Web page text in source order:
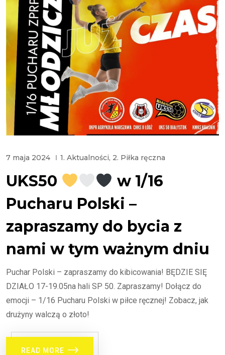
7 maja 2024 1. Aktualności, 2. Piłka ręczna
UKS50
w 1/16
Pucharu Polski –
zapraszamy do bycia z
nami w tym ważnym dniu
Puchar Polski – zapraszamy do kibicowania! BĘDZIE SIĘ
DZIAŁO 17-19.05na hali SP 50. Zapraszamy! Dołącz do
emocji – 1/16 Pucharu Polski w piłce ręcznej! Zobacz, jak
drużyny walczą o złoto!
READ MORE